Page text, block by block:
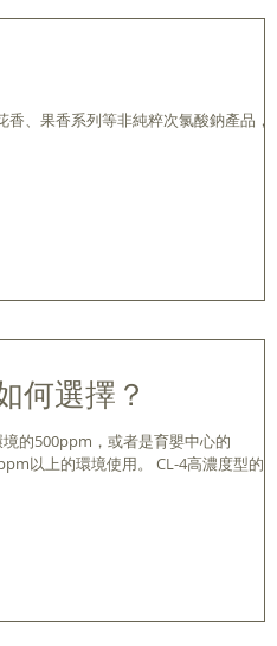
、果香系列等非純粹次氯酸鈉產品，上
何選擇？
的500ppm，或者是育嬰中心的
以上的環境使用。 CL-4高濃度型的最